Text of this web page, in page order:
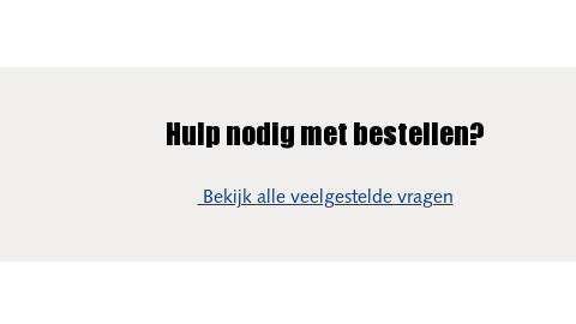
Hulp nodig met bestellen?
Bekijk alle veelgestelde vragen